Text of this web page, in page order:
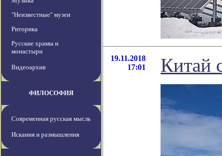
"Неизвестные" музеи
Риторика
Русские храмы и
монастыри
Видеоархив
ФИЛОСОФИЯ
Современная русская мысль
Искания и размышления
19.11.2018
17:01
Китай